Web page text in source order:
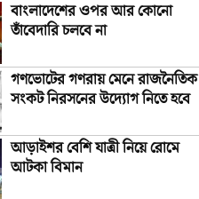
বাংলাদেশের ওপর আর কোনো
তাঁবেদারি চলবে না
গণভোটের গণরায় মেনে রাজনৈতিক
সংকট নিরসনের উদ্যোগ নিতে হবে
আড়াইশর বেশি যাত্রী নিয়ে রোমে
আটকা বিমান